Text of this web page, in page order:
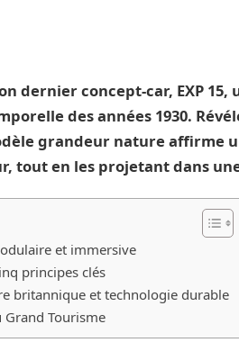
dernier concept-car, EXP
des années 1930.
grandeur nature affirme
tout en les projetant dans
et immersive
principes clés
britannique et technologie durable
Grand Tourisme